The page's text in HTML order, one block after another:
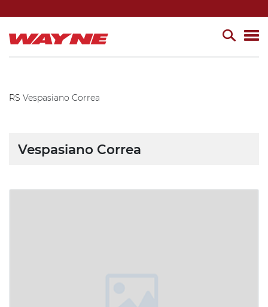
RS Vespasiano Correa
Vespasiano Correa